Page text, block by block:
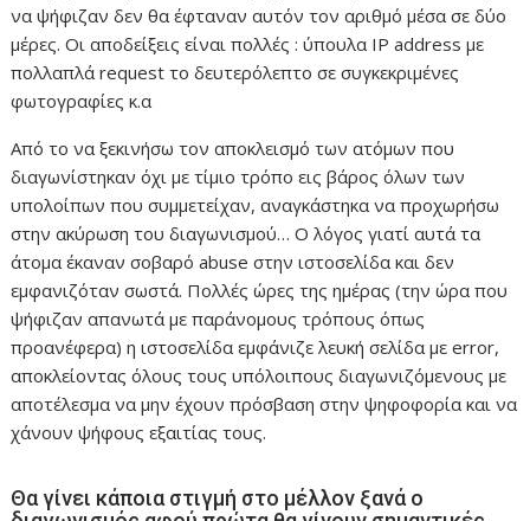
να ψήφιζαν δεν θα έφταναν αυτόν τον αριθμό μέσα σε δύο
μέρες. Οι αποδείξεις είναι πολλές : ύπουλα IP address με
πολλαπλά request το δευτερόλεπτο σε συγκεκριμένες
φωτογραφίες κ.α
Από το να ξεκινήσω τον αποκλεισμό των ατόμων που
διαγωνίστηκαν όχι με τίμιο τρόπο εις βάρος όλων των
υπολοίπων που συμμετείχαν, αναγκάστηκα να προχωρήσω
στην ακύρωση του διαγωνισμού… Ο λόγος γιατί αυτά τα
άτομα έκαναν σοβαρό abuse στην ιστοσελίδα και δεν
εμφανιζόταν σωστά. Πολλές ώρες της ημέρας (την ώρα που
ψήφιζαν απανωτά με παράνομους τρόπους όπως
προανέφερα) η ιστοσελίδα εμφάνιζε λευκή σελίδα με error,
αποκλείοντας όλους τους υπόλοιπους διαγωνιζόμενους με
αποτέλεσμα να μην έχουν πρόσβαση στην ψηφοφορία και να
χάνουν ψήφους εξαιτίας τους.
Θα γίνει κάποια στιγμή στο μέλλον ξανά ο